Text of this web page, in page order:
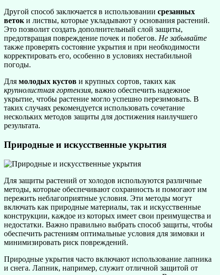
Другой способ заключается в использовании срезанных
веток и листвы, которые укладывают у основания растений.
Это позволит создать дополнительный слой защиты,
предотвращая повреждение почек и побегов. Не забывайте
также проверять состояние укрытия и при необходимости
корректировать его, особенно в условиях нестабильной
погоды.
Для молодых кустов и крупных сортов, таких как
крупнолистная гортензия, важно обеспечить надежное
укрытие, чтобы растение могло успешно перезимовать. В
таких случаях рекомендуется использовать сочетание
нескольких методов защиты для достижения наилучшего
результата.
Природные и искусственные укрытия
Для защиты растений от холодов используются различные
методы, которые обеспечивают сохранность и помогают им
пережить неблагоприятные условия. Эти методы могут
включать как природные материалы, так и искусственные
конструкции, каждое из которых имеет свои преимущества и
недостатки. Важно правильно выбрать способ защиты, чтобы
обеспечить растениям оптимальные условия для зимовки и
минимизировать риск повреждений.
Природные укрытия часто включают использование лапника
и снега. Лапник, например, служит отличной защитой от